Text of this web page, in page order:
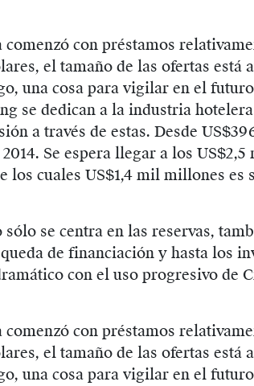
con préstamos
el tamaño de las ofertas está
una cosa para vigilar en el
se dedican a la industria hotelera
a través de estas. Desde
Se espera llegar a los
los cuales US$1,4 mil millones es
se centra en las reservas,
de financiación y hasta los
con el uso progresivo de
con préstamos
el tamaño de las ofertas está
una cosa para vigilar en el